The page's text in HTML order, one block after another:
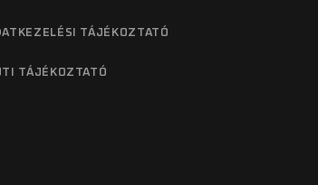
TÁJÉKOZTATÓ
TÁJÉKOZTATÓ